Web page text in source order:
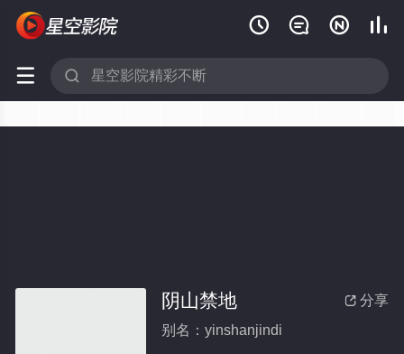
   
 
 分享
阴山禁地
别名：yinshanjindi